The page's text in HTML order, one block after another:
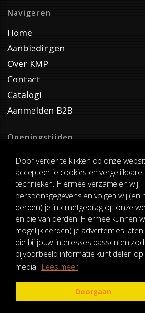
Door verder te klikken op onze
accepteer je cookies en vergelijkbare
technieken. Hiermee verzamelen wij
persoonsgegevens en volgen wij (en
derden) je internetgedrag op onze
en die van derden. Hiermee kunnen
mogelijk derden) je advertenties laten
die bij jouw interesses passen en
bijvoorbeeld informatie kunt delen op
media. Lees meer
Doorgaan
Navigeren
Home
Aanbiedingen
Over KMP
Contact
Catalogi
Aanmelden B2B
Openingstijden
Dinsdag T/M Zaterdag
van 8:00-17:00
Verzenddagen
Dinsdag T/M Vrijdag
Pauze
12:30-13:00
ALGEMENE
RUILEN EN